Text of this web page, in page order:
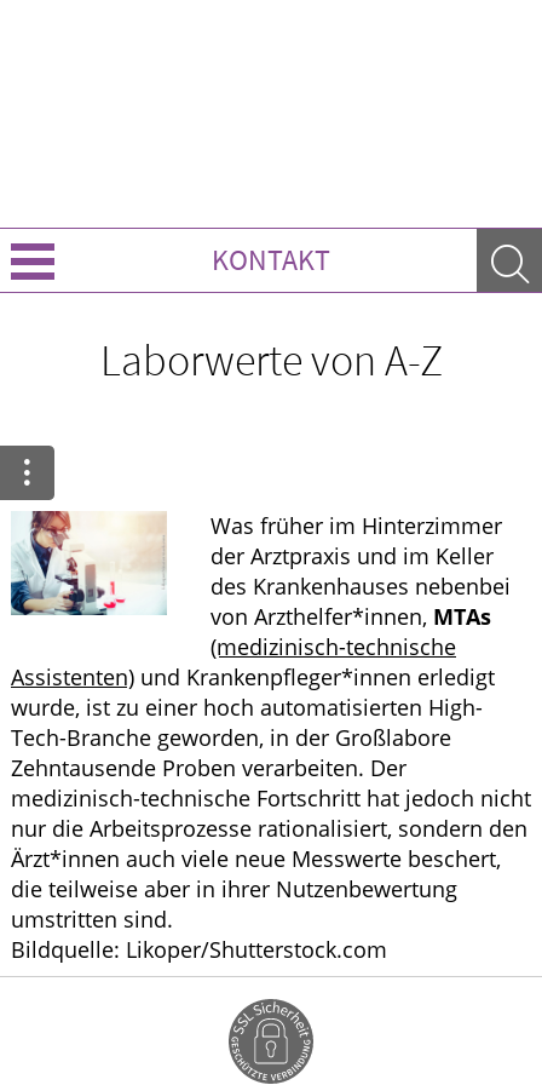
KONTAKT
Ratgeber
Krankheiten & Therapie
HOMÖOPATHIE
Laborwerte von A-Z
Was früher im Hinterzimmer
der Arztpraxis und im Keller
des Krankenhauses nebenbei
von Arzthelfer*innen, MTAs
(medizinisch-technische
Assistenten) und Krankenpfleger*innen erledigt
wurde, ist zu einer hoch automatisierten High-
Tech-Branche geworden, in der Großlabore
Zehntausende Proben verarbeiten. Der
medizinisch-technische Fortschritt hat jedoch nicht
nur die Arbeitsprozesse rationalisiert, sondern den
Ärzt*innen auch viele neue Messwerte beschert,
die teilweise aber in ihrer Nutzenbewertung
umstritten sind.
Bildquelle: Likoper/Shutterstock.com